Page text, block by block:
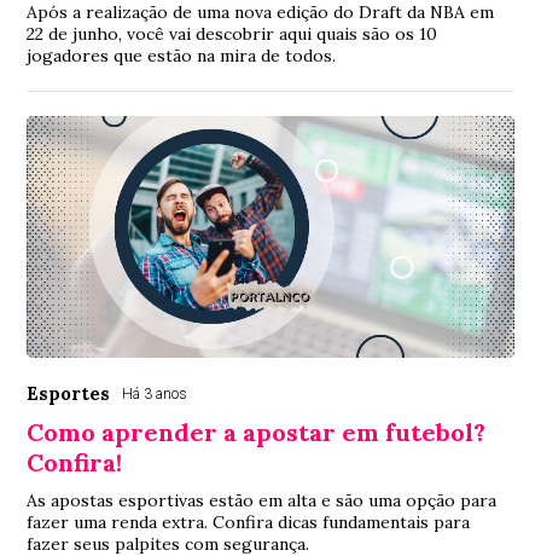
Após a realização de uma nova edição do Draft da NBA em
22 de junho, você vai descobrir aqui quais são os 10
jogadores que estão na mira de todos.
Esportes Há 3 anos
Como aprender a apostar em futebol?
Confira!
As apostas esportivas estão em alta e são uma opção para
fazer uma renda extra. Confira dicas fundamentais para
fazer seus palpites com segurança.